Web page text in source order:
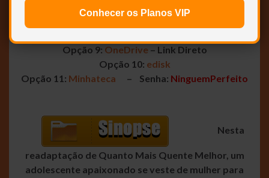
Conhecer os Planos VIP
Opção 6:Kbagi
Opção 9: OneDrive – Link Direto
Opção 10: edisk
Opção 11: Minhateca – Senha: NinguemPerfeito
Nesta
readaptação de Quanto Mais Quente Melhor, um
adolescente apaixonado se veste de mulher para